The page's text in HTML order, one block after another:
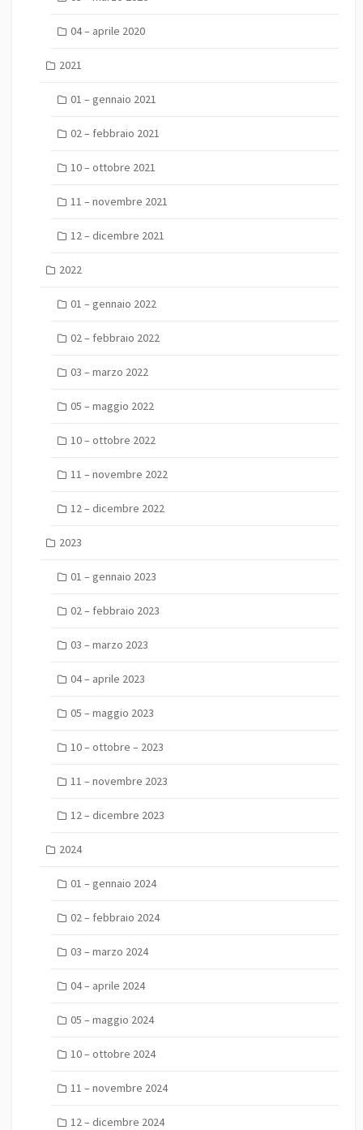
04 – aprile 2020
2021
01 – gennaio 2021
02 – febbraio 2021
10 – ottobre 2021
11 – novembre 2021
12 – dicembre 2021
2022
01 – gennaio 2022
02 – febbraio 2022
03 – marzo 2022
05 – maggio 2022
10 – ottobre 2022
11 – novembre 2022
12 – dicembre 2022
2023
01 – gennaio 2023
02 – febbraio 2023
03 – marzo 2023
04 – aprile 2023
05 – maggio 2023
10 – ottobre – 2023
11 – novembre 2023
12 – dicembre 2023
2024
01 – gennaio 2024
02 – febbraio 2024
03 – marzo 2024
04 – aprile 2024
05 – maggio 2024
10 – ottobre 2024
11 – novembre 2024
12 – dicembre 2024